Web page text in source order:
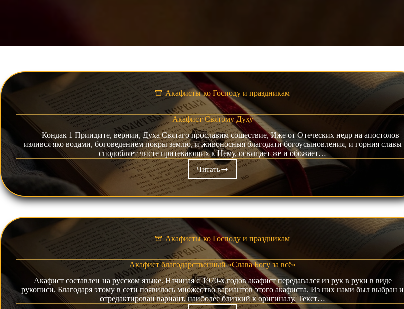
Акафисты ко Господу и праздникам
Акафист Святому Духу
Кондак 1 Приидите, вернии, Духа Святаго прославим сошествие, Иже от Отеческих недр на апостолов
излився яко водами, боговедением покры землю, и живоносныя благодати богоусыновления, и горния славы
сподобляет чисте притекающих к Нему, освящает же и обожает…
ЧитатьАкафист
Святому
Акафисты ко Господу и праздникам
Акафист благодарственный «Слава Богу за всё»
Акафист составлен на русском языке. Начиная с 1970-х годов акафист передавался из рук в руки в виде
рукописи. Благодаря этому в сети появилось множество вариантов этого акафиста. Из них нами был выбран и
отредактирован вариант, наиболее близкий к оригиналу. Текст…